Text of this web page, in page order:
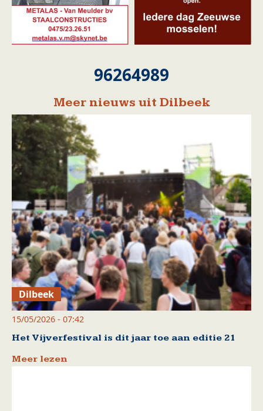
96264989
Meer nieuws uit Dilbeek
Dilbeek
15/05/2026 - 07:42
Het Vijverfestival is dit jaar toe aan editie 21
Meer lezen